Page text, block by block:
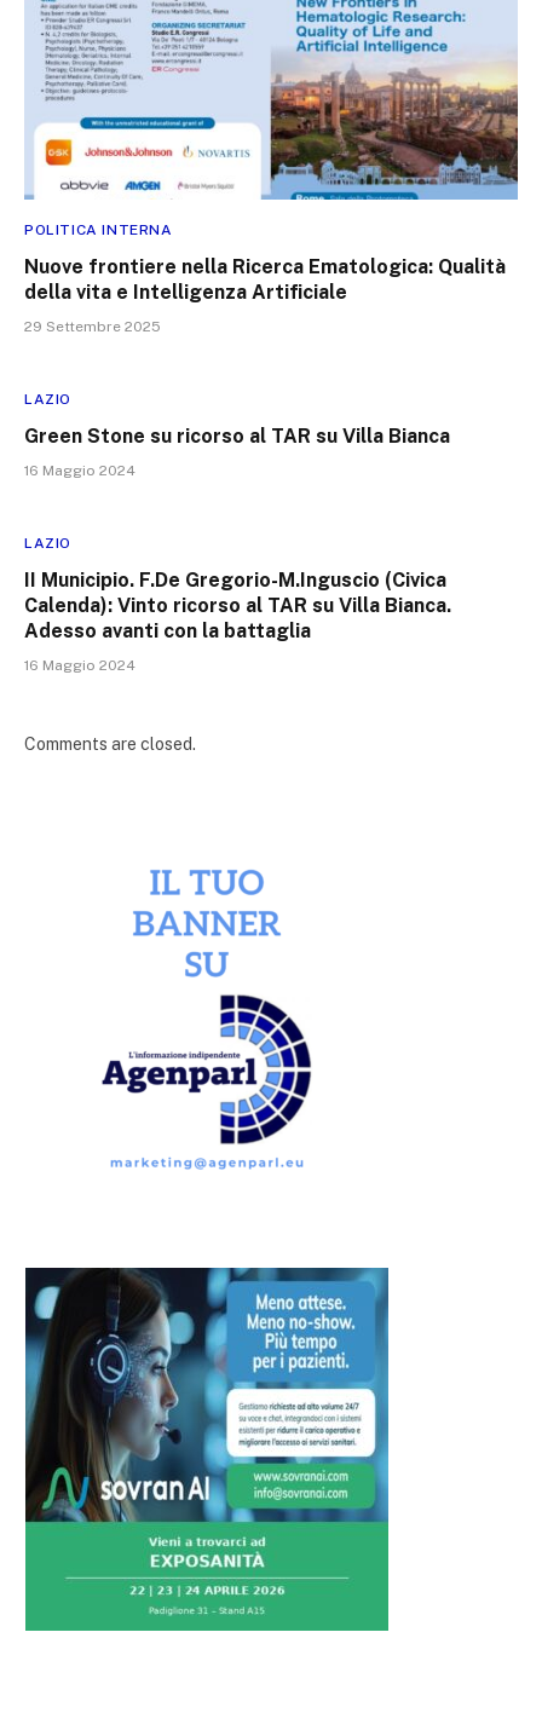
POLITICA INTERNA
Nuove frontiere nella Ricerca Ematologica: Qualità
della vita e Intelligenza Artificiale
29 Settembre 2025
LAZIO
Green Stone su ricorso al TAR su Villa Bianca
16 Maggio 2024
LAZIO
II Municipio. F.De Gregorio-M.Inguscio (Civica
Calenda): Vinto ricorso al TAR su Villa Bianca.
Adesso avanti con la battaglia
16 Maggio 2024
Comments are closed.